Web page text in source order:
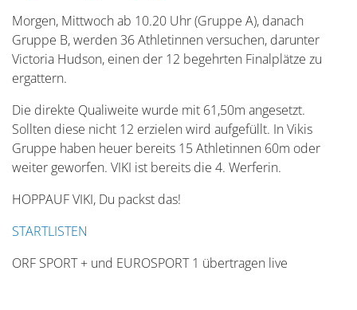
Morgen, Mittwoch ab 10.20 Uhr (Gruppe A), danach
Gruppe B, werden 36 Athletinnen versuchen, darunter
Victoria Hudson, einen der 12 begehrten Finalplätze zu
ergattern.
Die direkte Qualiweite wurde mit 61,50m angesetzt.
Sollten diese nicht 12 erzielen wird aufgefüllt. In Vikis
Gruppe haben heuer bereits 15 Athletinnen 60m oder
weiter geworfen. VIKI ist bereits die 4. Werferin.
HOPPAUF VIKI, Du packst das!
STARTLISTEN
ORF SPORT + und EUROSPORT 1 übertragen live